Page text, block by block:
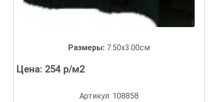
Размеры: 7.50x3.00см
Цена: 254 р/м2
Артикул: 108858